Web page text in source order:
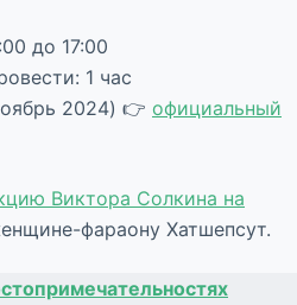
до 17:00
1 час
2024) 👉 официальный
Виктора Солкина на
фараону Хатшепсут.